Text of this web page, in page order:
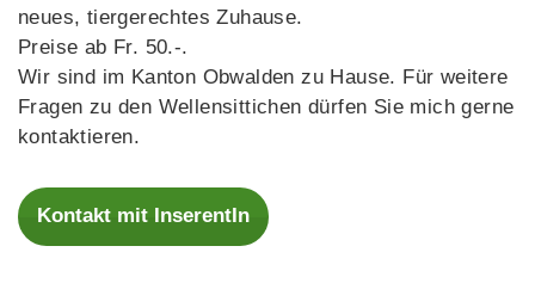
neues, tiergerechtes Zuhause.
Preise ab Fr. 50.-.
Wir sind im Kanton Obwalden zu Hause. Für weitere
Fragen zu den Wellensittichen dürfen Sie mich gerne
kontaktieren.
Kontakt mit InserentIn